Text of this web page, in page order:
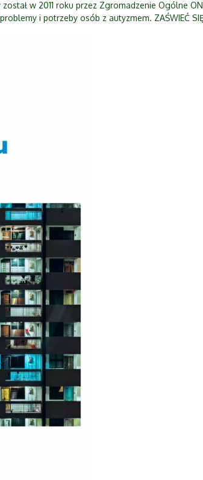
w 2011 roku przez Zgromadzenie Ogólne
i potrzeby osób z autyzmem. ZAŚWIEĆ